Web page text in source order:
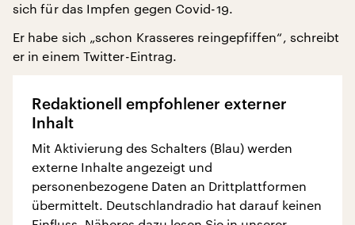
sich für das Impfen gegen Covid-19.
Er habe sich „schon Krasseres reingepfiffen“, schreibt
er in einem Twitter-Eintrag.
Redaktionell empfohlener externer
Inhalt
Mit Aktivierung des Schalters (Blau) werden
externe Inhalte angezeigt und
personenbezogene Daten an Drittplattformen
übermittelt. Deutschlandradio hat darauf keinen